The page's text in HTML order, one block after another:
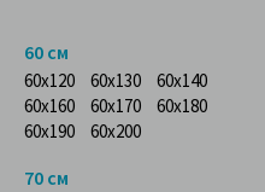
60 см
60x120 60x130
60x140
60x160
60x170
60x180
60x190
60x200
70 см